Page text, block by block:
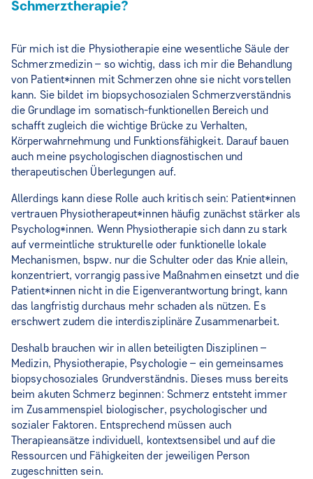
Schmerztherapie?
Für mich ist die Physiotherapie eine wesentliche Säule der
Schmerzmedizin – so wichtig, dass ich mir die Behandlung
von Patient*innen mit Schmerzen ohne sie nicht vorstellen
kann. Sie bildet im biopsychosozialen Schmerzverständnis
die Grundlage im somatisch-funktionellen Bereich und
schafft zugleich die wichtige Brücke zu Verhalten,
Körperwahrnehmung und Funktionsfähigkeit. Darauf bauen
auch meine psychologischen diagnostischen und
therapeutischen Überlegungen auf.
Allerdings kann diese Rolle auch kritisch sein: Patient*innen
vertrauen Physiotherapeut*innen häufig zunächst stärker als
Psycholog*innen. Wenn Physiotherapie sich dann zu stark
auf vermeintliche strukturelle oder funktionelle lokale
Mechanismen, bspw. nur die Schulter oder das Knie allein,
konzentriert, vorrangig passive Maßnahmen einsetzt und die
Patient*innen nicht in die Eigenverantwortung bringt, kann
das langfristig durchaus mehr schaden als nützen. Es
erschwert zudem die interdisziplinäre Zusammenarbeit.
Deshalb brauchen wir in allen beteiligten Disziplinen –
Medizin, Physiotherapie, Psychologie – ein gemeinsames
biopsychosoziales Grundverständnis. Dieses muss bereits
beim akuten Schmerz beginnen: Schmerz entsteht immer
im Zusammenspiel biologischer, psychologischer und
sozialer Faktoren. Entsprechend müssen auch
Therapieansätze individuell, kontextsensibel und auf die
Ressourcen und Fähigkeiten der jeweiligen Person
zugeschnitten sein.